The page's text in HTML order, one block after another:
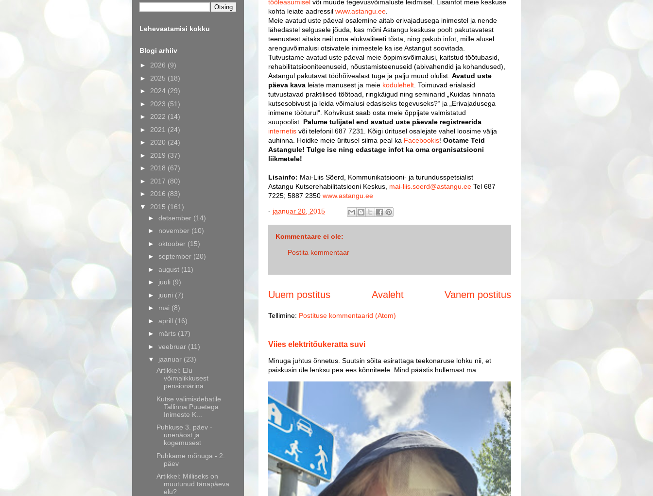
tööleasumisel või muude tegevusvõimaluste leidmisel. Lisainfot meie keskuse
kohta leiate aadressil www.astangu.ee
Meie avatud uste päeval osalemine aitab erivajadusega inimestel ja nende
lähedastel selgusele jõuda, kas mõni Astangu keskuse poolt pakutavatest
teenustest aitaks neil oma elukvaliteeti tõsta, ning pakub infot, mille alusel
arenguvõimalusi otsivatele inimestele ka ise Astangut soovitada.
Tutvustame avatud uste päeval meie õppimisvõimalusi, kaitstud töötubasid,
rehabilitatsiooniteenuseid, nõustamisteenuseid (abivahendid ja kohandused),
Astangul pakutavat tööhõivealast tuge ja palju muud olulist. Avatud uste
päeva kava leiate manusest ja meie kodulehelt . Toimuvad erialasid
tutvustavad praktilised töötoad, ringkäigud ning seminarid „Kuidas hinnata
kutsesobivust ja leida võimalusi edasiseks tegevuseks?“ ja „Erivajadusega
inimene tööturul“. Kohvikust saab osta meie õppijate valmistatud
suupoolist. Palume tulijatel end avatud uste päevale registreerida
internetis või telefonil 687 7231. Kõigi üritusel osalejate vahel loosime välja
auhinna. Hoidke meie üritusel silma peal ka Facebookis! Ootame Teid
Astangule! Tulge ise ning edastage infot ka oma organisatsiooni
liikmetele!
Lisainfo: Mai-Liis Sõerd, Kommunikatsiooni- ja turundusspetsialist
Astangu Kutserehabilitatsiooni Keskus, mai-liis.soerd@astangu.ee Tel 687
7225; 5887 2350 www.astangu.ee
- jaanuar 20, 2015
Kommentaare ei ole:
Postita kommentaar
Uuem postitus Vanem postitus
Avaleht
Tellimine: Postituse kommentaarid (Atom)
Viies elektritõukeratta suvi
Minuga juhtus õnnetus. Suutsin sõita esirattaga teekonaruse lohku nii, et
paiskusin üle lenksu pea ees kõnniteele. Mind päästis hullemast ma...
Lehevaatamisi kokku
Blogi arhiiv
► 2026 (9)
► 2025 (18)
► 2024 (29)
► 2023 (51)
► 2022 (14)
► 2021 (24)
► 2020 (24)
► 2019 (37)
► 2018 (67)
► 2017 (80)
► 2016 (83)
▼ 2015 (161)
► detsember (14)
► november (10)
► oktoober (15)
► september (20)
► august (11)
► juuli (9)
► juuni (7)
► mai (8)
► aprill (16)
► märts (17)
► veebruar (11)
▼ jaanuar (23)
Artikkel: Elu
võimalikkusest
pensionärina
Kutse valimisdebatile
Tallinna Puuetega
Inimeste K...
Puhkuse 3. päev -
unenäost ja
kogemusest
Puhkame mõnuga - 2.
päev
Artikkel: Milliseks on
muutunud tänapäeva
elu?